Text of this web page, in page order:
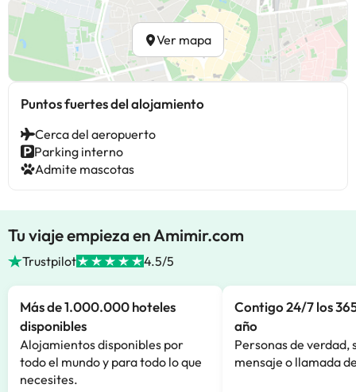
Ver mapa
Puntos fuertes del alojamiento
Cerca del aeropuerto
Parking interno
Admite mascotas
Tu viaje empieza en Amimir.com
Trustpilot 4.5/5
Más de 1.000.000 hoteles
disponibles
Alojamientos disponibles por
todo el mundo y para todo lo que
necesites.
Contigo 24/7 los
año
Personas de verdad,
mensaje o llamada